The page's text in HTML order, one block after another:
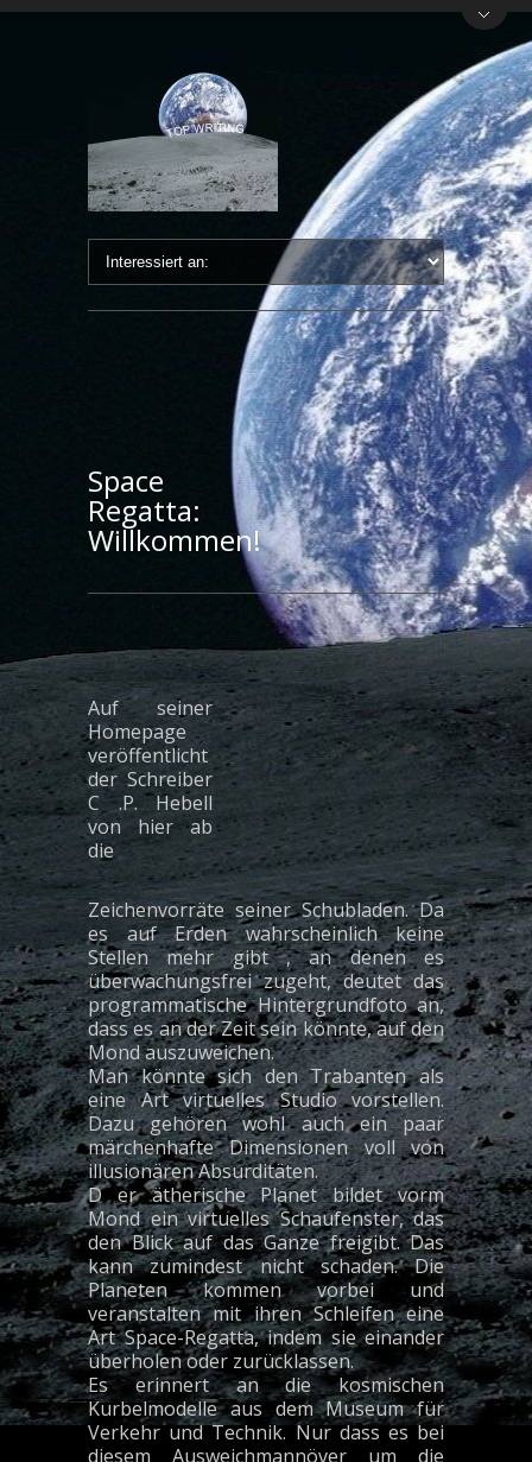
Space
Regatta:
Willkommen!
Auf seiner
Homepage
veröffentlicht
der Schreiber
C .P. Hebell
von hier ab
die
Zeichenvorräte seiner Schubladen. Da
es auf Erden wahrscheinlich keine
Stellen mehr gibt , an denen es
überwachungsfrei zugeht, deutet das
programmatische Hintergrundfoto an,
dass es an der Zeit sein könnte, auf den
Mond auszuweichen.
Man könnte sich den Trabanten als
eine Art virtuelles Studio vorstellen.
Dazu gehören wohl auch ein paar
märchenhafte Dimensionen voll von
illusionären Absurditäten.
D er ätherische Planet bildet vorm
Mond ein virtuelles Schaufenster, das
den Blick auf das Ganze freigibt. Das
kann zumindest nicht schaden. Die
Planeten kommen vorbei und
veranstalten mit ihren Schleifen eine
Art Space-Regatta, indem sie einander
überholen oder zurücklassen.
Es erinnert an die kosmischen
Kurbelmodelle aus dem Museum für
Verkehr und Technik. Nur dass es bei
diesem Ausweichmannöver um die